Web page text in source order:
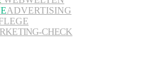
ADVERTISING
CHECK